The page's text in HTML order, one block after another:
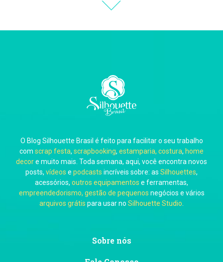
Carla Eschberger
Carol Pessoa
Ju Mirthes
O Blog Silhouette Brasil é feito para facilitar o seu trabalho
com scrap festa, scrapbooking, estamparia, costura, home
decore muito mais. Toda semana, aqui, você encontra novos
posts, vídeos e podcasts incríveis sobre: as Silhouettes,
acessórios, outros equipamentos e ferramentas,
empreendedorismo, gestão de pequenos negócios e vários
arquivos grátis para usar no Silhouette Studio
Sobre nós